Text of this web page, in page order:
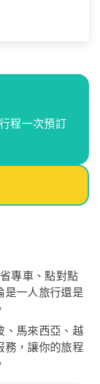
程一次預訂
專車、點對點
是一人旅行還是
、馬來西亞、越
務，讓你的旅程